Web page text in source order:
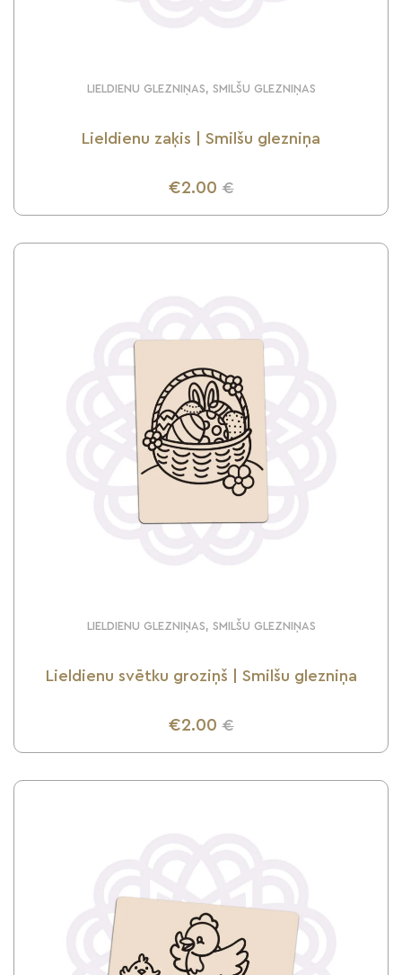
LIELDIENU GLEZNIŅAS, SMILŠU GLEZNIŅAS
Lieldienu zaķis | Smilšu glezniņa
€2.00 €
UZZINI VAIRĀK
LIELDIENU GLEZNIŅAS, SMILŠU GLEZNIŅAS
Lieldienu svētku groziņš | Smilšu glezniņa
€2.00 €
UZZINI VAIRĀK